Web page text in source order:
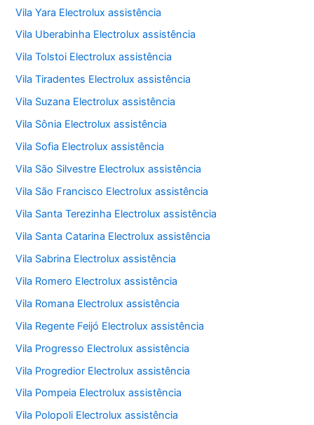
Vila Yara Electrolux assistência
Vila Uberabinha Electrolux assistência
Vila Tolstoi Electrolux assistência
Vila Tiradentes Electrolux assistência
Vila Suzana Electrolux assistência
Vila Sônia Electrolux assistência
Vila Sofia Electrolux assistência
Vila São Silvestre Electrolux assistência
Vila São Francisco Electrolux assistência
Vila Santa Terezinha Electrolux assistência
Vila Santa Catarina Electrolux assistência
Vila Sabrina Electrolux assistência
Vila Romero Electrolux assistência
Vila Romana Electrolux assistência
Vila Regente Feijó Electrolux assistência
Vila Progresso Electrolux assistência
Vila Progredior Electrolux assistência
Vila Pompeia Electrolux assistência
Vila Polopoli Electrolux assistência